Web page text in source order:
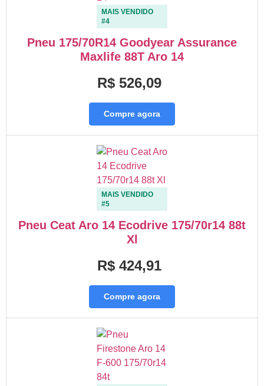
MAIS VENDIDO
#4
Pneu 175/70R14 Goodyear Assurance
Maxlife 88T Aro 14
R$ 526,09
Compre agora
MAIS VENDIDO
#5
Pneu Ceat Aro 14 Ecodrive 175/70r14 88t
Xl
R$ 424,91
Compre agora